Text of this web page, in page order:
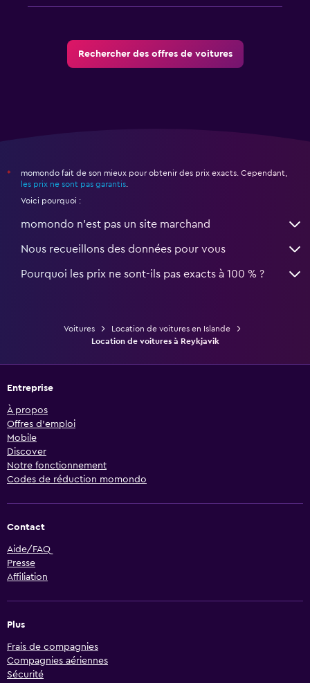
Rechercher des offres de voitures
*
momondo fait de son mieux pour obtenir des prix exacts. Cependant,
les prix ne sont pas garantis
Voici pourquoi :
momondo n'est pas un site marchand
Nous recueillons des données pour vous
Pourquoi les prix ne sont-ils pas exacts à 100 % ?
Voitures
Location de voitures en Islande
Location de voitures à Reykjavik
Entreprise
À propos
Offres d’emploi
Mobile
Discover
Notre fonctionnement
Codes de réduction momondo
Contact
Aide/FAQ
Presse
Affiliation
Plus
Frais de compagnies
Compagnies aériennes
Sécurité